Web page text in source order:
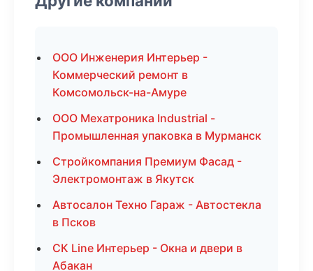
ООО Инженерия Интерьер -
Коммерческий ремонт в
Комсомольск-на-Амуре
ООО Мехатроника Industrial -
Промышленная упаковка в Мурманск
Стройкомпания Премиум Фасад -
Электромонтаж в Якутск
Автосалон Техно Гараж - Автостекла
в Псков
СК Line Интерьер - Окна и двери в
Абакан